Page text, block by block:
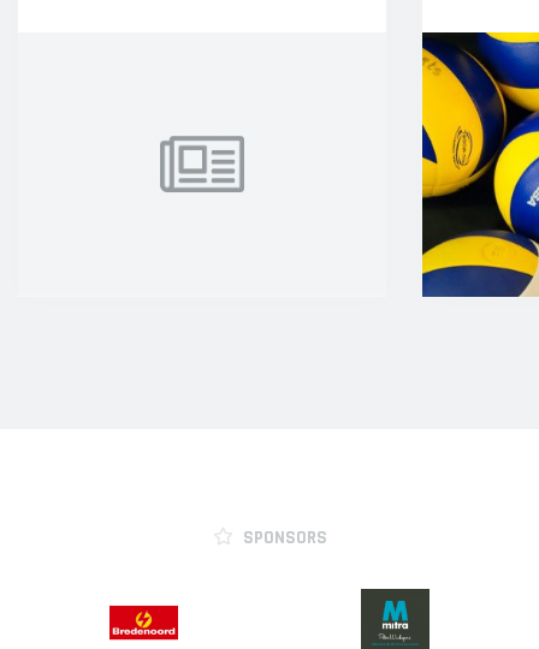
SPONSORS